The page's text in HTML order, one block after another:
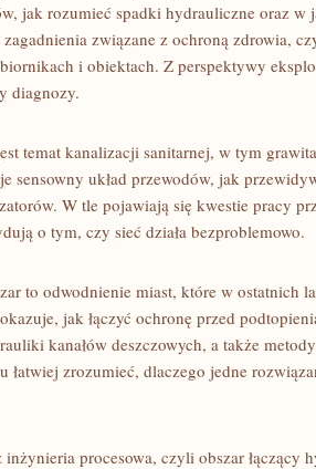
jak rozumieć spadki hydrauliczne oraz w
zagadnienia związane z ochroną zdrowia,
i obiektach. Z perspektywy
diagnozy.
temat kanalizacji sanitarnej, w tym
sensowny układ przewodów, jak
W tle pojawiają się kwestie pracy
o tym, czy sieć działa bezproblemowo.
to odwodnienie miast, które w ostatnich
jak łączyć ochronę przed
kanałów deszczowych, a także
łatwiej zrozumieć, dlaczego jedne
procesowa, czyli obszar łączący